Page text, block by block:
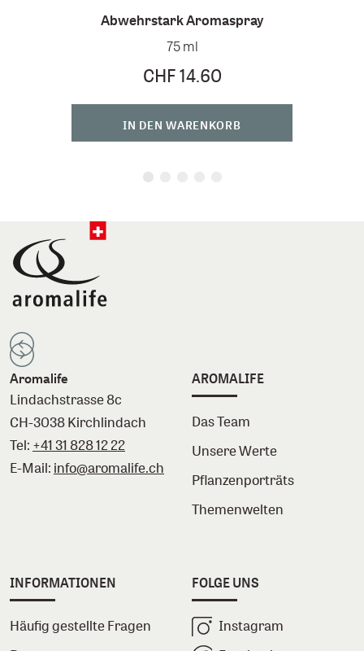
Abwehrstark Aromaspray
75 ml
CHF 14.60
IN DEN WARENKORB
Aromalife
Lindachstrasse 8c
CH-3038 Kirchlindach
Tel: +41 31 828 12 22
E-Mail: info@aromalife.ch
AROMALIFE
Das Team
Unsere Werte
Pflanzenporträts
Themenwelten
INFORMATIONEN
Häufig gestellte Fragen
FOLGE UNS
Instagram